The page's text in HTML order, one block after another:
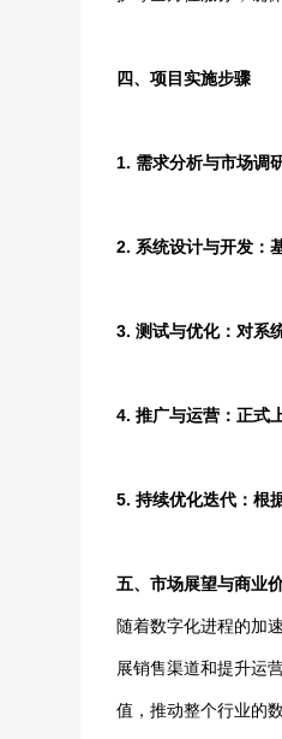
四、项目实施步骤
1. 需求分析与市场调
2. 系统设计与开发：
3. 测试与优化：对系
4. 推广与运营：正式
5. 持续优化迭代：根
五、市场展望与商业
随着数字化进程的加
展销售渠道和提升运
值，推动整个行业的